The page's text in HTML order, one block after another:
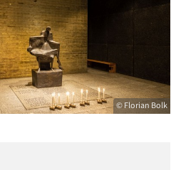
© Florian Bolk